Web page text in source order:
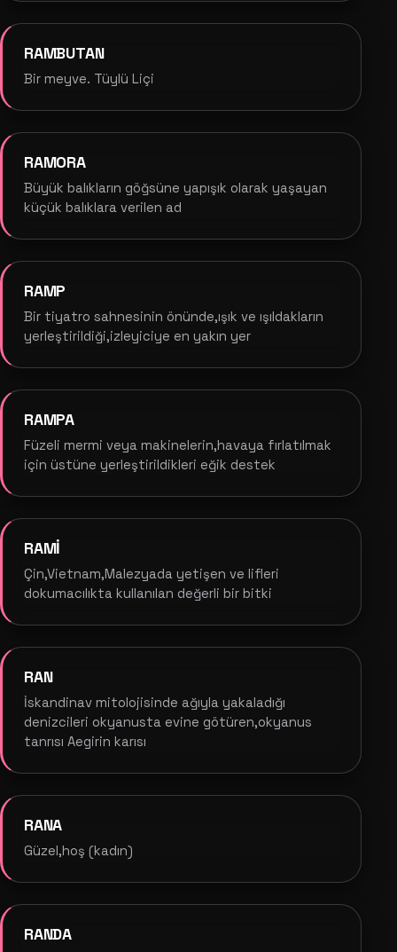
RAMBUTAN
Bir meyve. Tüylü Liçi
RAMORA
Büyük balıkların göğsüne yapışık olarak yaşayan
küçük balıklara verilen ad
RAMP
Bir tiyatro sahnesinin önünde,ışık ve ışıldakların
yerleştirildiği,izleyiciye en yakın yer
RAMPA
Füzeli mermi veya makinelerin,havaya fırlatılmak
için üstüne yerleştirildikleri eğik destek
RAMİ
Çin,Vietnam,Malezyada yetişen ve lifleri
dokumacılıkta kullanılan değerli bir bitki
RAN
İskandinav mitolojisinde ağıyla yakaladığı
denizcileri okyanusta evine götüren,okyanus
tanrısı Aegirin karısı
RANA
Güzel,hoş (kadın)
RANDA